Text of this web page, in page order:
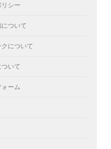
シー
ついて
について
いて
ーム